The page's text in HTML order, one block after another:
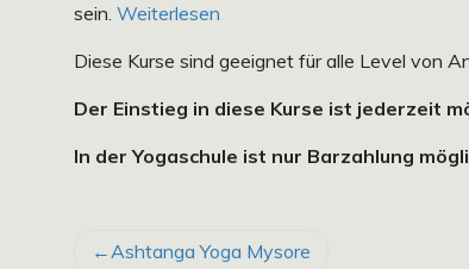
sein. Weiterlesen
Diese Kurse sind geeignet für alle Level von
Der Einstieg in diese Kurse ist jederzeit
In der Yogaschule ist nur Barzahlung
BEITRAGSNAVIGATION
Ashtanga Yoga Mysore